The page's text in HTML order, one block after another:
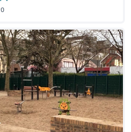
0